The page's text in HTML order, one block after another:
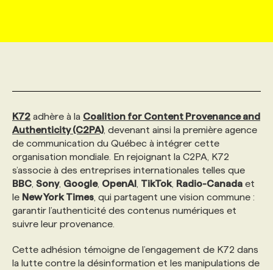
PRIX ET DISTINCTIONS
TENDANCES
GEO/SEO
ÉVÉNEMENTIEL
NOS AUTEUR‧RICES
ANNONCEZ AVEC NOUS
FAQ
ANNONCEZ AVEC NOUS
ANNONCEZ AVEC NOUS
NOS PARCOURS DE FORMATIONS
FORMATIONS PERSONNALISÉES
NOS FORMATEUR‧RICES
POURQUOI CHOISIR NOS FORMATIONS
NOS TARIFS
SERVICE DE CHASSE DE TÊTE
NOS TARIFS
NOS EXPERTISES
FAQ
ANNONCEZ AVEC NOUS
K72 adhère à la Coalition for Content Provenance and
Authenticity (C2PA), devenant ainsi la première agence
de communication du Québec à intégrer cette
organisation mondiale. En rejoignant la C2PA, K72
s’associe à des entreprises internationales telles que
BBC Sony, Google, OpenAI TikTok, Radio-Canada et
le New York Times , qui partagent une vision commune :
garantir l’authenticité des contenus numériques et
suivre leur provenance.
Cette adhésion témoigne de l’engagement de K72 dans
la lutte contre la désinformation et les manipulations de